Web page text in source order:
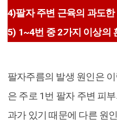
4)팔자 주변 근육의 과도
5) 1~4번 중 2가지 이상의
팔자주름의 발생 원인은
은 주로 1번 팔자 주변 피
과가 있기 때문에 다른 원